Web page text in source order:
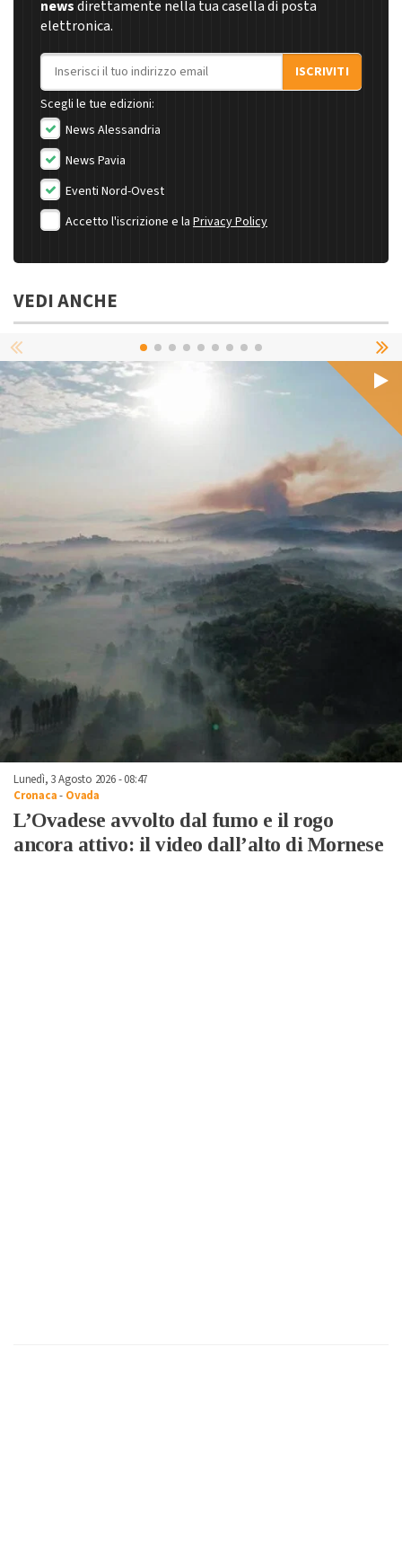
newsdirettamente nella tua casella di posta
elettronica.
Indirizzo email
ISCRIVITI
Scegli le tue edizioni:
News Alessandria
News Pavia
Eventi Nord-Ovest
Accetto l'iscrizione e la Privacy Policy
VEDI ANCHE
Lunedì, 3 Agosto 2026 - 08:47
Cronaca- Ovada
L’Ovadese avvolto dal fumo e il rogo
ancora attivo: il video dall’alto di Mornese